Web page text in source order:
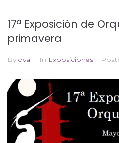
17ª Exposición de
primavera
By oval In Exposiciones